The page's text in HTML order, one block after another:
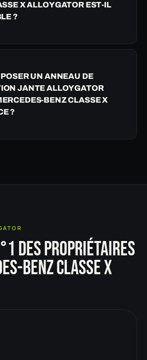
X ALLOYGATOR EST-IL
?
UN ANNEAU DE
JANTE ALLOYGATOR
BENZ CLASSE X
?
DES PROPRIÉTAIRES
BENZ CLASSE X